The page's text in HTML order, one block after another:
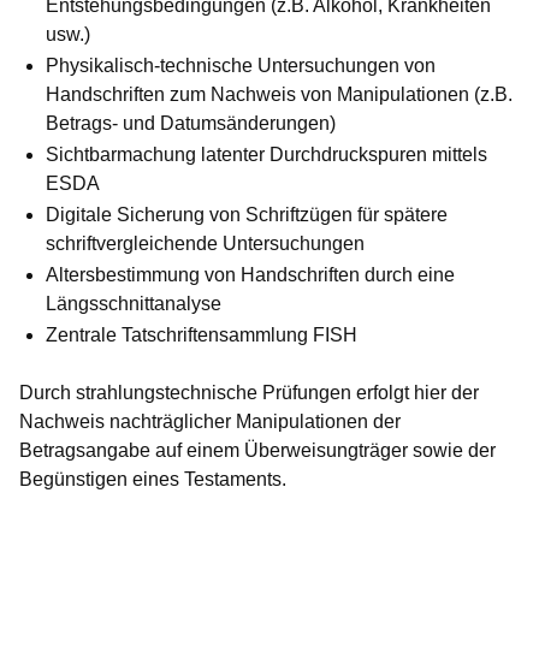
Entstehungsbedingungen (z.B. Alkohol, Krankheiten
usw.)
Physikalisch-technische Untersuchungen von
Handschriften zum Nachweis von Manipulationen (z.B.
Betrags- und Datumsänderungen)
Sichtbarmachung latenter Durchdruckspuren mittels
ESDA
Digitale Sicherung von Schriftzügen für spätere
schriftvergleichende Untersuchungen
Altersbestimmung von Handschriften durch eine
Längsschnittanalyse
Zentrale Tatschriftensammlung FISH
Durch strahlungstechnische Prüfungen erfolgt hier der
Nachweis nachträglicher Manipulationen der
Betragsangabe auf einem Überweisungträger sowie der
Begünstigen eines Testaments.